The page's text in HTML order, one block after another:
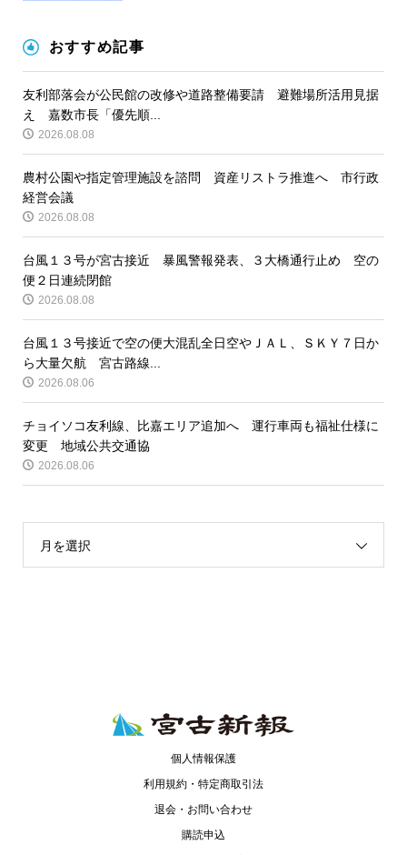
おすすめ記事
友利部落会が公民館の改修や道路整備要請 避難場所活用見据
え 嘉数市長「優先順...
2026.08.08
農村公園や指定管理施設を諮問 資産リストラ推進へ 市行政
経営会議
2026.08.08
台風１３号が宮古接近 暴風警報発表、３大橋通行止め 空の
便２日連続閉館
2026.08.08
台風１３号接近で空の便大混乱全日空やＪＡＬ、ＳＫＹ７日か
ら大量欠航 宮古路線...
2026.08.06
チョイソコ友利線、比嘉エリア追加へ 運行車両も福祉仕様に
変更 地域公共交通協
2026.08.06
月を選択
個人情報保護
利用規約・特定商取引法
退会・お問い合わせ
購読申込